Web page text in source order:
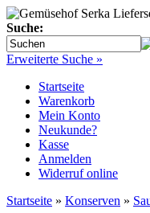
Suche:
Erweiterte Suche »
Startseite
Warenkorb
Mein Konto
Neukunde?
Kasse
Anmelden
Widerruf online
Startseite » Konserven »